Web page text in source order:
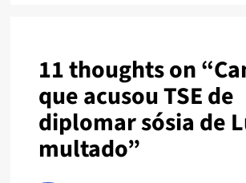
11 thoughts on “
que acusou TSE de
diplomar sósia de
multado”